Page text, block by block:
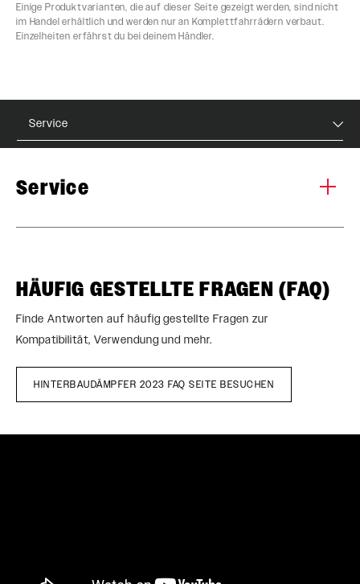
Einige Produktvarianten, die auf dieser Seite gezeigt werden, sind nicht
im Handel erhältlich und werden nur an Komplettfahrrädern verbaut.
Einzelheiten erfährst du bei deinem Händler.
Service
Service
Einrichtung, Verwendung und Wartung der Komponenten
benötigt.
BESUCHEN SIE DIE PRODUKTSERVICE-SEITE
HÄUFIG GESTELLTE FRAGEN (FAQ)
Finde Antworten auf häufig gestellte Fragen zur
Kompatibilität, Verwendung und mehr.
HINTERBAUDÄMPFER 2023 FAQ SEITE BESUCHEN